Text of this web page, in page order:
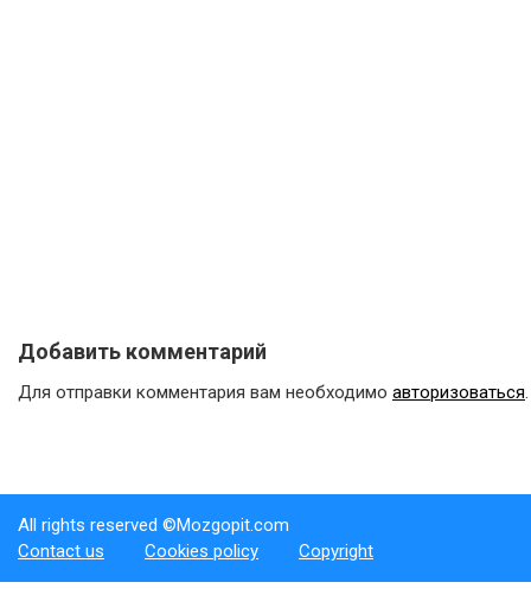
Добавить комментарий
Для отправки комментария вам необходимо авторизоваться
All rights reserved ©Mozgopit.com
Contact us
Cookies policy Copyright